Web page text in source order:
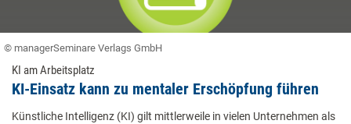
© managerSeminare Verlags GmbH
KI am Arbeitsplatz
KI-Einsatz kann zu mentaler Erschöpfung führen
Künstliche Intelligenz (KI) gilt mittlerweile in vielen Unternehmen als